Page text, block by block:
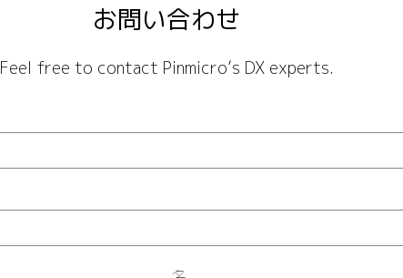
お問い合わせ
Feel free to contact Pinmicro’s DX experts.